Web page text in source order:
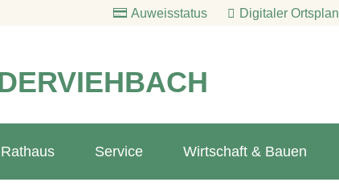
Auweisstatus Digitaler Ortsplan
Rathaus Service Wirtschaft & Bauen